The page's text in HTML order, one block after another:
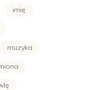
imię
muzyka